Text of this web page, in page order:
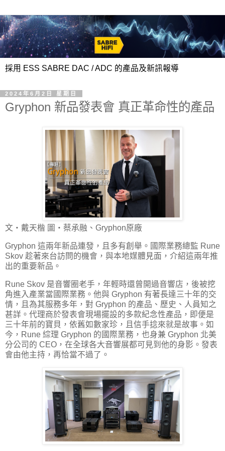
採用 ESS SABRE DAC / ADC 的產品及新訊報導
2024年6月2日 星期日
Gryphon 新品發表會 真正革命性的產品
文‧戴天楷 圖‧蔡承融、Gryphon原廠
Gryphon 這兩年新品連發，且多有創舉。國際業務總監 Rune
Skov 趁著來台訪問的機會，與本地媒體見面，介紹這兩年推
出的重要新品。
Rune Skov 是音響圈老手，年輕時還曾開過音響店，後被挖
角進入產業當國際業務。他與 Gryphon 有著長達三十年的交
情，且為其服務多年，對 Gryphon 的產品、歷史、人員知之
甚詳。代理商於發表會現場擺設的多款紀念性產品，即便是
三十年前的寶貝，依舊如數家珍，且信手捻來就是故事。如
今，Rune 綜理 Gryphon 的國際業務，也身兼 Gryphon 北美
分公司的 CEO，在全球各大音響展都可見到他的身影。發表
會由他主持，再恰當不過了。